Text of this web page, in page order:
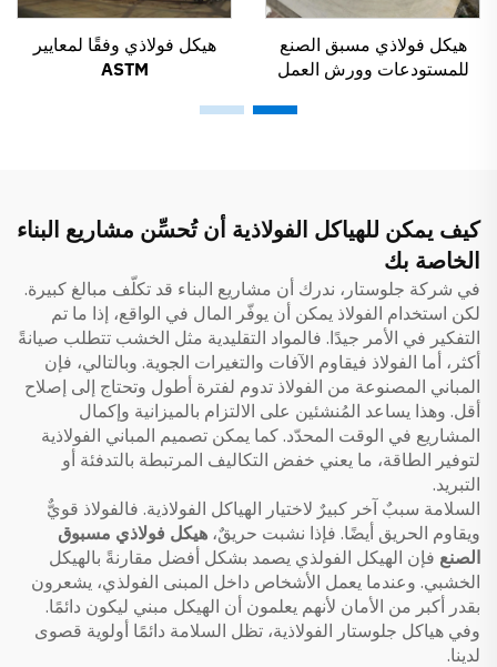
هيكل فولاذي مسبق الصنع
للمستودعات وورش العمل
هيكل فولاذي وفقًا لمعايير
ASTM
كيف يمكن للهياكل الفولاذية أن تُحسِّن مشاريع البناء
الخاصة بك
في شركة جلوستار، ندرك أن مشاريع البناء قد تكلّف مبالغ كبيرة.
لكن استخدام الفولاذ يمكن أن يوفّر المال في الواقع، إذا ما تم
التفكير في الأمر جيدًا. فالمواد التقليدية مثل الخشب تتطلب صيانةً
أكثر، أما الفولاذ فيقاوم الآفات والتغيرات الجوية. وبالتالي، فإن
المباني المصنوعة من الفولاذ تدوم لفترة أطول وتحتاج إلى إصلاح
أقل. وهذا يساعد المُنشئين على الالتزام بالميزانية وإكمال
المشاريع في الوقت المحدّد. كما يمكن تصميم المباني الفولاذية
لتوفير الطاقة، ما يعني خفض التكاليف المرتبطة بالتدفئة أو
التبريد.
السلامة سببٌ آخر كبيرٌ لاختيار الهياكل الفولاذية. فالفولاذ قويٌّ
ويقاوم الحريق أيضًا. فإذا نشبت حريقٌ، هيكل فولاذي مسبوق
الصنع فإن الهيكل الفولذي يصمد بشكل أفضل مقارنةً بالهيكل
الخشبي. وعندما يعمل الأشخاص داخل المبنى الفولذي، يشعرون
بقدر أكبر من الأمان لأنهم يعلمون أن الهيكل مبني ليكون دائمًا.
وفي هياكل جلوستار الفولاذية، تظل السلامة دائمًا أولوية قصوى
لدينا.